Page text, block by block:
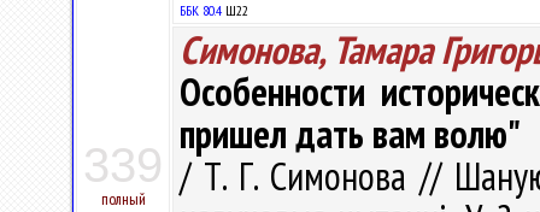
339
полный
ББК 80.4 Ш22
Симонова, Тамара
Особенности
пришел дать вам волю"
/ Т. Г. Симонова //